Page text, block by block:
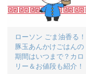
ローソン ごま油香る！
豚玉あんかけごはんの
期間はいつまで？カロ
リー＆お値段も紹介！